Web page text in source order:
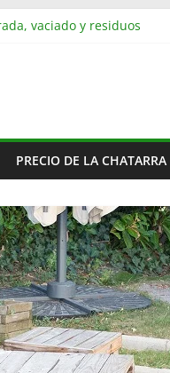
vaciado y residuos
PRECIO DE LA CHATARRA